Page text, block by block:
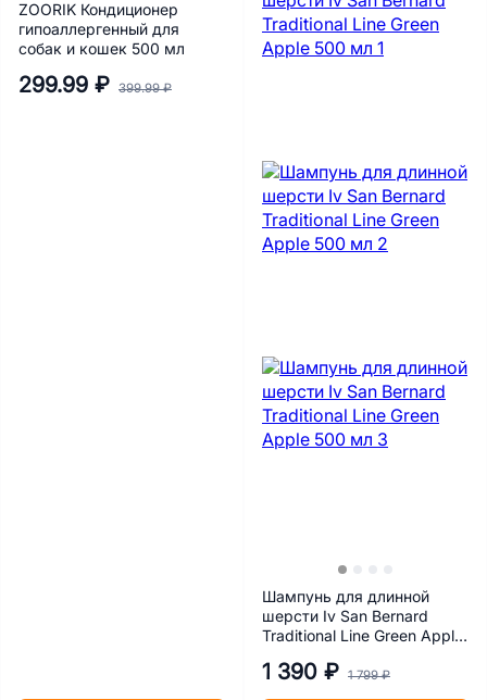
ZOORIK Кондиционер
гипоаллергенный для
собак и кошек 500 мл
299.99 ₽ 399.99 ₽
Шампунь для длинной
шерсти Iv San Bernard
Traditional Line Green Apple
1 390 ₽ 1 799 ₽